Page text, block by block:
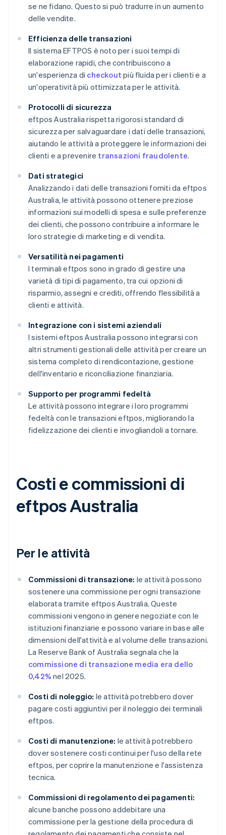
se ne fidano. Questo si può tradurre in un aumento
delle vendite.
Efficienza delle transazioni
Il sistema EFTPOS è noto per i suoi tempi di
elaborazione rapidi, che contribuiscono a
un'esperienza di checkout più fluida per i clienti e a
un'operatività più ottimizzata per le attività.
Protocolli di sicurezza
eftpos Australia rispetta rigorosi standard di
sicurezza per salvaguardare i dati delle transazioni,
aiutando le attività a proteggere le informazioni dei
clienti e a prevenire transazioni fraudolente.
Dati strategici
Analizzando i dati delle transazioni forniti da eftpos
Australia, le attività possono ottenere preziose
informazioni sui modelli di spesa e sulle preferenze
dei clienti, che possono contribuire a informare le
loro strategie di marketing e di vendita.
Versatilità nei pagamenti
I terminali eftpos sono in grado di gestire una
varietà di tipi di pagamento, tra cui opzioni di
risparmio, assegni e crediti, offrendo flessibilità a
clienti e attività.
Integrazione con i sistemi aziendali
I sistemi eftpos Australia possono integrarsi con
altri strumenti gestionali delle attività per creare un
sistema completo di rendicontazione, gestione
dell'inventario e riconciliazione finanziaria.
Supporto per programmi fedeltà
Le attività possono integrare i loro programmi
fedeltà con le transazioni eftpos, migliorando la
fidelizzazione dei clienti e invogliandoli a tornare.
Costi e commissioni di
eftpos Australia
Per le attività
Commissioni di transazione: le attività possono
sostenere una commissione per ogni transazione
elaborata tramite eftpos Australia. Queste
commissioni vengono in genere negoziate con le
istituzioni finanziarie e possono variare in base alle
dimensioni dell'attività e al volume delle transazioni.
La Reserve Bank of Australia segnala che la
commissione di transazione media era dello
0,42% nel 2025.
Costi di noleggio: le attività potrebbero dover
pagare costi aggiuntivi per il noleggio dei terminali
eftpos.
Costi di manutenzione: le attività potrebbero
dover sostenere costi continui per l'uso della rete
eftpos, per coprire la manutenzione e l'assistenza
tecnica.
Commissioni di regolamento dei pagamenti:
alcune banche possono addebitare una
commissione per la gestione della procedura di